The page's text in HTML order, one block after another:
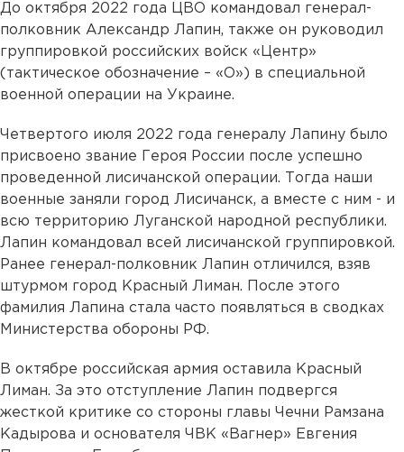
До октября 2022 года ЦВО командовал генерал-
полковник Александр Лапин, также он руководил
группировкой российских войск «Центр»
(тактическое обозначение – «О») в специальной
военной операции на Украине.
Четвертого июля 2022 года генералу Лапину было
присвоено звание Героя России после успешно
проведенной лисичанской операции. Тогда наши
военные заняли город Лисичанск, а вместе с ним - и
всю территорию Луганской народной республики.
Лапин командовал всей лисичанской группировкой.
Ранее генерал-полковник Лапин отличился, взяв
штурмом город Красный Лиман. После этого
фамилия Лапина стала часто появляться в сводках
Министерства обороны РФ.
В октябре российская армия оставила Красный
Лиман. За это отступление Лапин подвергся
жесткой критике со стороны главы Чечни Рамзана
Кадырова и основателя ЧВК «Вагнер» Евгения